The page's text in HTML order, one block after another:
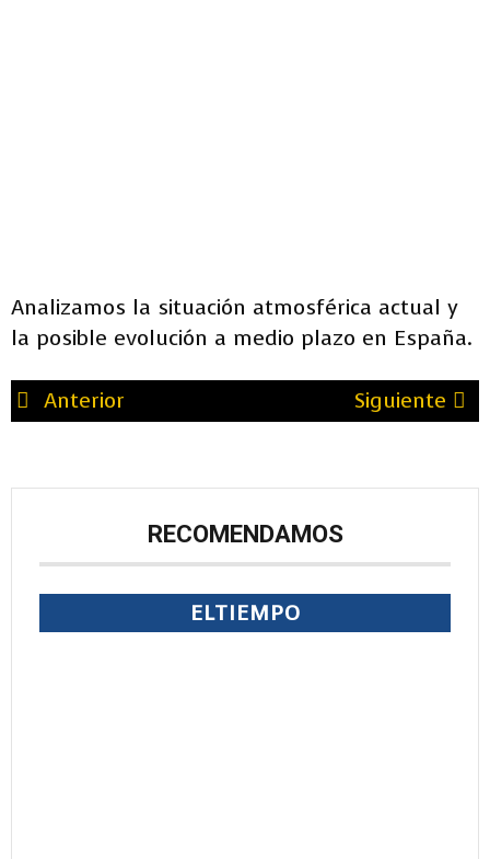
Analizamos la situación atmosférica actual y
la posible evolución a medio plazo en España.
Anterior Siguiente
RECOMENDAMOS
ELTIEMPO